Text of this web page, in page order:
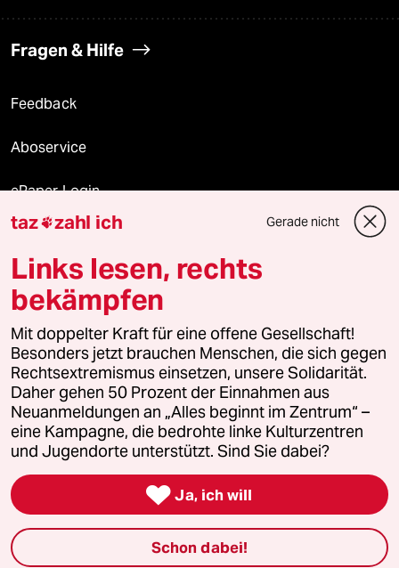
Fragen & Hilfe
Feedback
Aboservice
ePaper Login
Downloads für Abonnierende
© 2026 taz Verlags und Vertriebs GmbH
Alle Rechte vorbehalten. Bei rechtlichen Fragen oder für Genehmigungen
wenden Sie sich bitte an
lizenzen@taz.de
Feedback Redaktionsstatut Kommune-Richtlinien
Leitlinie Informant Datenschutz Impressum AGB
Seitenwende Einwilligungen widerrufen (Ads)
taz zahl ich Gerade nicht
Links lesen, rechts
bekämpfen
Mit doppelter Kraft für eine offene Gesellschaft!
Besonders jetzt brauchen Menschen, die sich gegen
Rechtsextremismus einsetzen, unsere Solidarität.
Daher gehen 50 Prozent der Einnahmen aus
Neuanmeldungen an „Alles beginnt im Zentrum“ –
eine Kampagne, die bedrohte linke Kulturzentren
und Jugendorte unterstützt. Sind Sie dabei?
 Ja, ich will
Schon dabei!